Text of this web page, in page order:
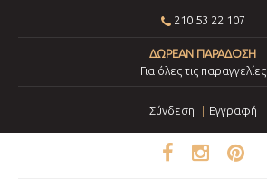
210 53 22 107
ΔΩΡΕΑΝ ΠΑΡΑΔΟΣΗ
Για όλες τις παραγγελίες
Σύνδεση Εγγραφή